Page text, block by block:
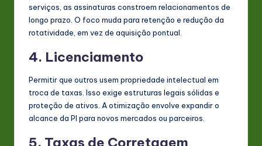
serviços, as assinaturas constroem relacionamentos de
longo prazo. O foco muda para retenção e redução da
rotatividade, em vez de aquisição pontual.
4. Licenciamento
Permitir que outros usem propriedade intelectual em
troca de taxas. Isso exige estruturas legais sólidas e
proteção de ativos. A otimização envolve expandir o
alcance da PI para novos mercados ou parceiros.
5. Taxas de Corretagem